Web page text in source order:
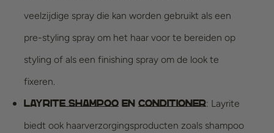
veelzijdige spray die kan worden gebruikt als een
pre-styling spray om het haar voor te bereiden op
styling of als een finishing spray om de look te
fixeren.
Layrite Shampoo en Conditioner: Layrite
biedt ook haarverzorgingsproducten zoals shampoo